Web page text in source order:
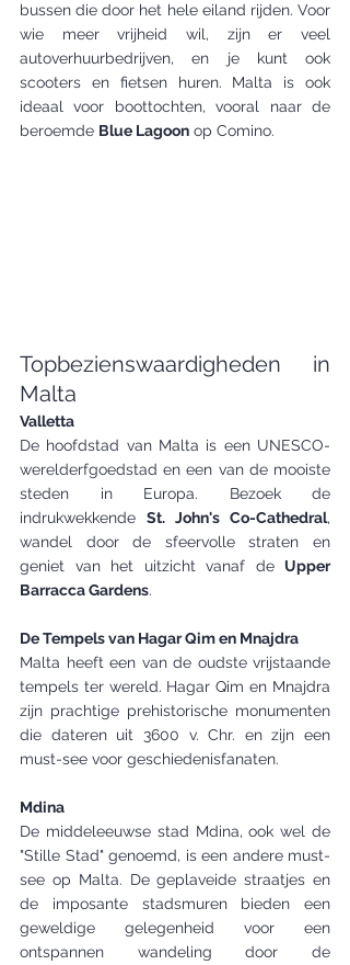
bussen die door het hele eiland rijden. Voor
wie meer vrijheid wil, zijn er veel
autoverhuurbedrijven, en je kunt ook
scooters en fietsen huren. Malta is ook
ideaal voor boottochten, vooral naar de
beroemde Blue Lagoon op Comino.
Topbezienswaardigheden in
Malta
Valletta
De hoofdstad van Malta is een UNESCO-
werelderfgoedstad en een van de mooiste
steden in Europa. Bezoek de
indrukwekkende St. John's Co-Cathedral,
wandel door de sfeervolle straten en
geniet van het uitzicht vanaf de Upper
Barracca Gardens.
De Tempels van Hagar Qim en Mnajdra
Malta heeft een van de oudste vrijstaande
tempels ter wereld. Hagar Qim en Mnajdra
zijn prachtige prehistorische monumenten
die dateren uit 3600 v. Chr. en zijn een
must-see voor geschiedenisfanaten.
Mdina
De middeleeuwse stad Mdina, ook wel de
"Stille Stad" genoemd, is een andere must-
see op Malta. De geplaveide straatjes en
de imposante stadsmuren bieden een
geweldige gelegenheid voor een
ontspannen wandeling door de